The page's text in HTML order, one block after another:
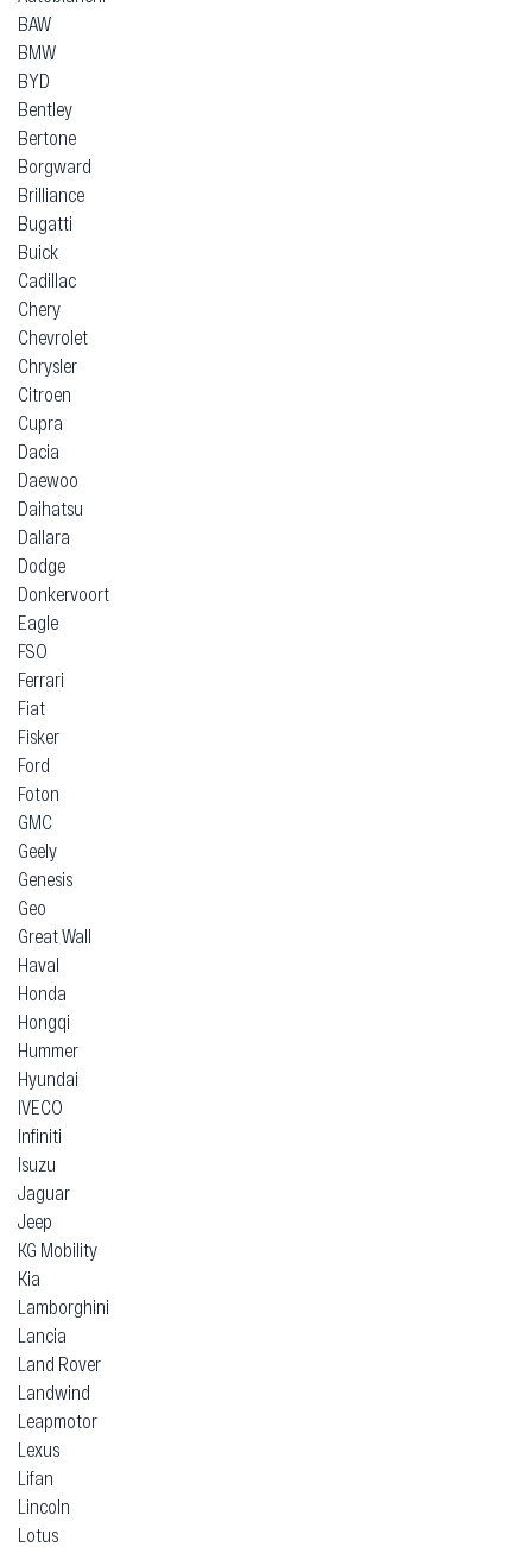
BAW
BMW
BYD
Bentley
Bertone
Borgward
Brilliance
Bugatti
Buick
Cadillac
Chery
Chevrolet
Chrysler
Citroen
Cupra
Dacia
Daewoo
Daihatsu
Dallara
Dodge
Donkervoort
Eagle
FSO
Ferrari
Fiat
Fisker
Ford
Foton
GMC
Geely
Genesis
Geo
Great Wall
Haval
Honda
Hongqi
Hummer
Hyundai
IVECO
Infiniti
Isuzu
Jaguar
Jeep
KG Mobility
Kia
Lamborghini
Lancia
Land Rover
Landwind
Leapmotor
Lexus
Lifan
Lincoln
Lotus